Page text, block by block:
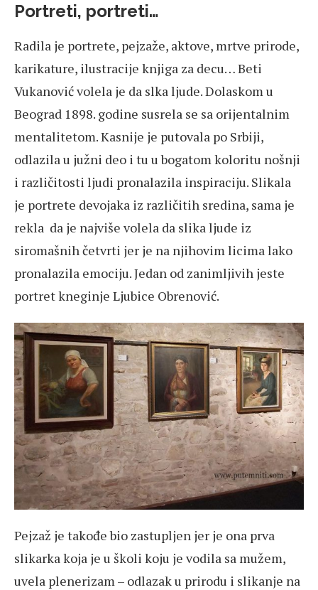
Portreti, portreti…
Radila je portrete, pejzaže, aktove, mrtve prirode,
karikature, ilustracije knjiga za decu… Beti
Vukanović volela je da slka ljude. Dolaskom u
Beograd 1898. godine susrela se sa orijentalnim
mentalitetom. Kasnije je putovala po Srbiji,
odlazila u južni deo i tu u bogatom koloritu nošnji
i različitosti ljudi pronalazila inspiraciju. Slikala
je portrete devojaka iz različitih sredina, sama je
rekla da je najviše volela da slika ljude iz
siromašnih četvrti jer je na njihovim licima lako
pronalazila emociju. Jedan od zanimljivih jeste
portret kneginje Ljubice Obrenović.
Pejzaž je takođe bio zastupljen jer je ona prva
slikarka koja je u školi koju je vodila sa mužem,
uvela plenerizam – odlazak u prirodu i slikanje na